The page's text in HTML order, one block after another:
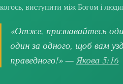
когось, виступити між Богом і
«Отже, признавайтесь
один за одного, щоб вам
праведного!» —Якова 5:16